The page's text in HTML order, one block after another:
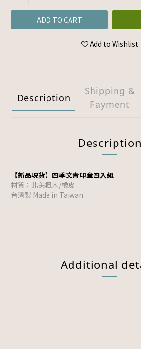
ADD TO CART
Add to Wishlist
Description
Shipping &
Payment
Description
【新品現貨】四季文青印章四入組
材質：北美楓木/橡皮
台灣製 Made in Taiwan
Additional